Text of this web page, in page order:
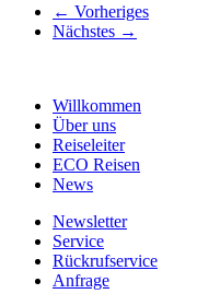
← Vorheriges
Nächstes →
Willkommen
Über uns
Reiseleiter
ECO Reisen
News
Newsletter
Service
Rückrufservice
Anfrage